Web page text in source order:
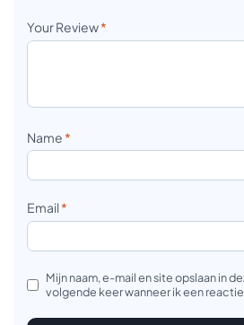
Your Review*
Name*
Email*
Mijn naam, e-mail en site opslaan in
volgende keer wanneer ik een